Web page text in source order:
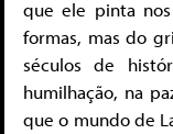
que ele pinta
formas, mas do
séculos de
humilhação, na
que o mundo de